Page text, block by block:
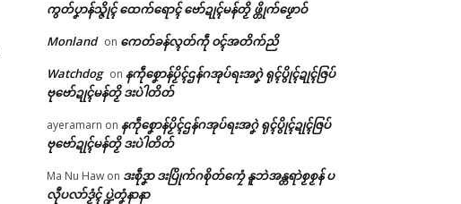
ကွတ်ပၞာန်သ္ဇိုၚ် ထေက်ရောၚ် ဗော်ဍုၚ်မန်တၟိ ဖ္တိုက်ဖၟောဝ်
Monland on ကေတ်ခန်လ္ၚတ်ကဵု ၀ၚ်အတိက်ညိ
Watchdog on နကဵုစၞောန်ပၟိၚ်ဌန်ဂအုပ်ရးအဂၞဲ ရုၚ်ပွိုၚ်ဍုၚ်ဇြပ်
ဗုဗော်ဍုၚ်မန်တၟိ ဒးပဲါတိတ်
ayeramarn on နကဵုစၞောန်ပၟိၚ်ဌန်ဂအုပ်ရးအဂၞဲ ရုၚ်ပွိုၚ်ဍုၚ်ဇြပ်
ဗုဗော်ဍုၚ်မန်တၟိ ဒးပဲါတိတ်
Ma Nu Haw on ဒးစဵုဒၞာ ဒးပြိုက်ဂစိုတ်ကၠေံ နူဘဲအန္တရာဲစၟစၟန် ပ
လီုပလာ်ဒၟံၚ် ပ္ဍဲတၞံနာနာ